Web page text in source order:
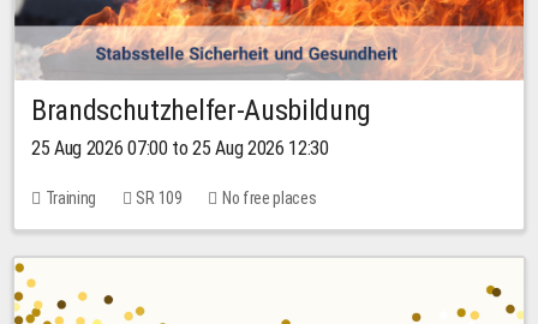
Brandschutzhelfer-Ausbildung
25 Aug 2026 07:00 to 25 Aug 2026 12:30
Training SR 109 No free places